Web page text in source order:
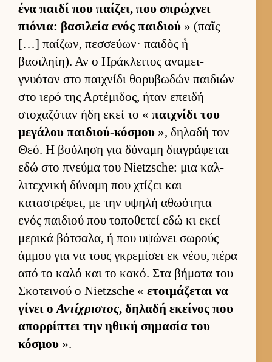
ένα παιδί που παί­ζει, που σπρώχνει
πιόνια: βασιλεία ενός παι­διού » (παῖς
[…] παί­ζων, πεσ­σεύ­ων· παι­δὸς ἡ
βασιληίη). Αν ο Ηράκλει­τος αναμει­
γνυόταν στο παι­χνίδι θορυβωδών παι­διών
στο ιερό της Αρ­τέμιδος, ήταν επειδή
στοχαζόταν ήδη εκεί το « παι­χνίδι του
μεγάλου παι­διού-κόσμου », δηλαδή τον
Θεό. Η βού­ληση για δύναμη δια­γράφεται
εδώ στο πνεύμα του Nietzsche: μια καλ­
λιτεχνική δύναμη που χτίζει και
καταστρέφει, με την υψηλή αθωότητα
ενός παι­διού που τοποθετεί εδώ κι εκεί
μερικά βότσαλα, ή που υψώνει σωρούς
άμ­μου για να τους γκρεμίσει εκ νέου, πέρα
από το καλό και το κακό. Στα βήματα του
Σκοτει­νού ο Nietzsche « ετοι­μάζεται να
γίνει οΑντίχριστος, δηλαδή εκεί­νος που
απορ­ρίπτει την ηθική σημασία του
κόσμου ».